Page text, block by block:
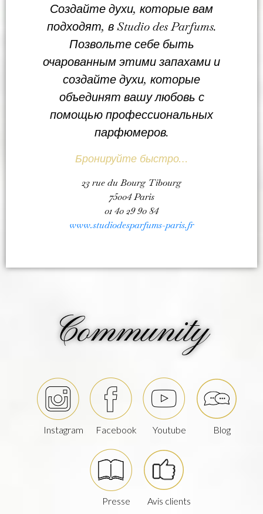
Создайте духи, которые вам
подходят, в Studio des Parfums.
Позвольте себе быть
очарованным этими запахами и
создайте духи, которые
объединят вашу любовь с
помощью профессиональных
парфюмеров.
Бронируйте быстро…
23 rue du Bourg Tibourg
75004 Paris
01 40 29 90 84
www.studiodesparfums-paris.fr
Community
Instagram Facebook Youtube Blog
Presse Avis clients